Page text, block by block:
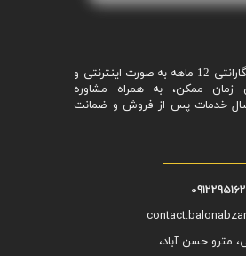
بالن ابزار، خرید ابزار با گارانتی 12 ماهه به صورت اینترنتی و
زمان ممکن، به همراه مشاوره
خدمات پس از فروش و ضمانت
مترو حسن آباد،